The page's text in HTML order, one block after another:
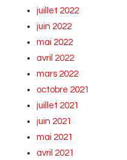
juillet 2022
juin 2022
mai 2022
avril 2022
mars 2022
octobre 2021
juillet 2021
juin 2021
mai 2021
avril 2021